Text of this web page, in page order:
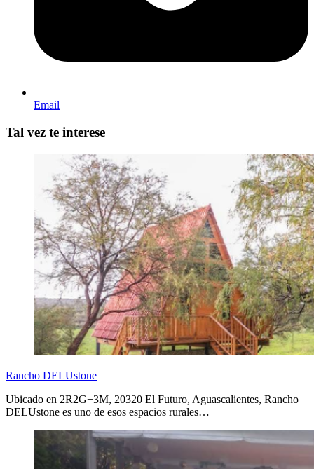
Email
Tal vez te interese
Rancho DELUstone
Ubicado en 2R2G+3M, 20320 El Futuro, Aguascalientes, Rancho
DELUstone es uno de esos espacios rurales…